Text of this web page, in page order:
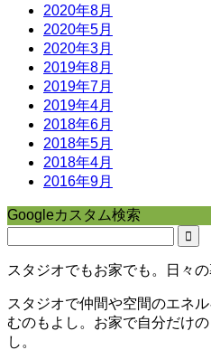
2020年8月
2020年5月
2020年3月
2019年8月
2019年7月
2019年4月
2018年6月
2018年5月
2018年4月
2016年9月
Googleカスタム検索
スタジオでもお家でも。日々
スタジオで仲間や空間のエネ
むのもよし。お家で自分だけ
し。